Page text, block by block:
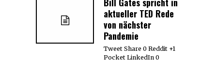
Bill Gates spricht in
aktueller TED Rede
von nächster
Pandemie
Tweet Share 0 Reddit +1
Pocket LinkedIn 0